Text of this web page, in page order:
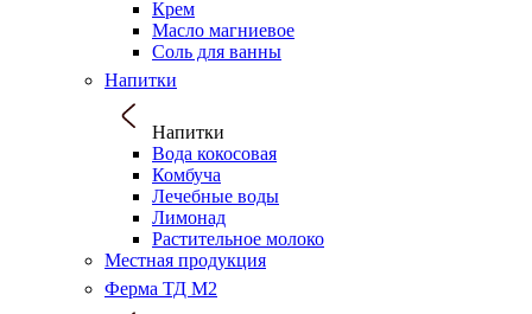
Крем
Масло магниевое
Соль для ванны
Напитки
Напитки
Вода кокосовая
Комбуча
Лечебные воды
Лимонад
Растительное молоко
Местная продукция
Ферма ТД М2